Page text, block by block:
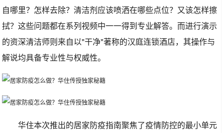
自哪里？怎样去除？清洁剂应该喷洒在哪些点位？又该怎样擦
拭？这些问题都在系列视频中一一得到专业解答。而进行演示
的资深清洁师则来自以"干净"著称的汉庭连锁酒店，其操作与
解说均具备专业性与权威性。
华住本次推出的居家防疫指南聚焦了疫情防控的最小单元